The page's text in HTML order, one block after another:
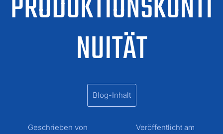
NUITÄT
Blog-Inhalt
Geschrieben von
Veröffentlicht am